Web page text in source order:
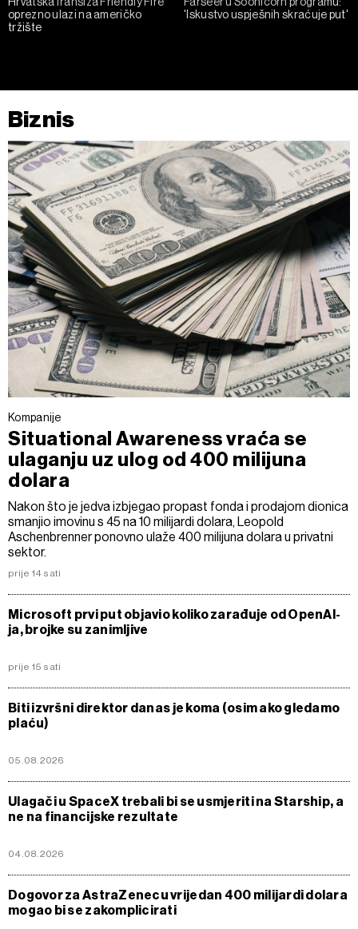
Zajednički voditelji obrade su HD-WIN ARENA SPORT
na „Prikaži detalje“. Privolu možete u bilo kojem trenutku
povući bez negativnih posljedica.
oprezno ulazi na američko
tržište
'Iskustvo uspješnih skraćuje put'
Biznis
Kompanije
Situational Awareness vraća se
ulaganju uz ulog od 400 milijuna
dolara
Nakon što je jedva izbjegao propast fonda i prodajom dionica
smanjio imovinu s 45 na 10 milijardi dolara, Leopold
Aschenbrenner ponovno ulaže 400 milijuna dolara u privatni
sektor.
prije 14 sati
Microsoft prvi put objavio koliko zarađuje od OpenAI-
ja, brojke su zanimljive
prije 15 sati
Biti izvršni direktor danas je koma (osim ako gledamo
plaću)
05.08.2026
Ulagači u SpaceX trebali bi se usmjeriti na Starship, a
ne na financijske rezultate
04.08.2026
Dogovor za AstraZenecu vrijedan 400 milijardi dolara
mogao bi se zakomplicirati